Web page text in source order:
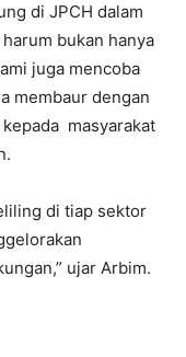
di JPCH dalam
bukan hanya
juga mencoba
membaur dengan
masyarakat
di tiap sektor
ujar Arbim.